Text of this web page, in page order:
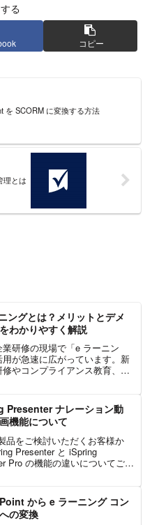
る
コピー
を SCORM に変換する方法
理とは
ングとは？メリットとデメ
わかりやすく解説
研修の現場で「e ラーニン
用が急速に広がっています。新
修やコンプライアンス教育、さ
されるようになりました。イン
トを通じて学習で...
Presenter ナレーション動
機能について
品をご検討いただくお客様か
Presenter と iSpring
Pro の機能の違いについてご質
から e ラーニング コン
の変換